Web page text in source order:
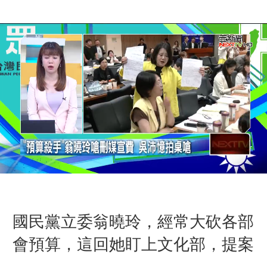
國民黨立委翁曉玲，經常大砍各部
會預算，這回她盯上文化部，提案